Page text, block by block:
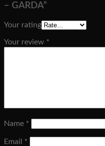
– GARDA”
Your rating
Your review *
Name *
Email *